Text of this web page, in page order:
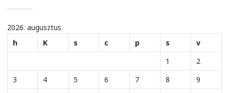
2026. augusztus
h
K s c p s
v
1
2
3
4 5 6 7 8
9